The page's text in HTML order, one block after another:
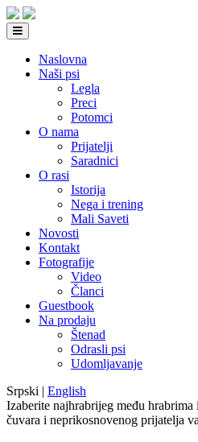
Naslovna
Naši psi
Legla
Preci
Potomci
O nama
Prijatelji
Saradnici
O rasi
Istorija
Nega i trening
Mali Saveti
Novosti
Kontakt
Fotografije
Video
Članci
Guestbook
Na prodaju
Štenad
Odrasli psi
Udomljavanje
Srpski | English
Izaberite najhrabrijeg među
čuvara i neprikosnovenog prijatelja